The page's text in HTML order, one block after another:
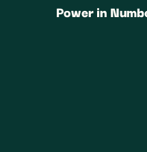
Power in